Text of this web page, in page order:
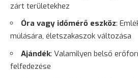
zárt területekhez
Óra vagy időmérő eszköz:
múlására, életszakaszok változása
Ajándék: Valamilyen belső
felfedezése